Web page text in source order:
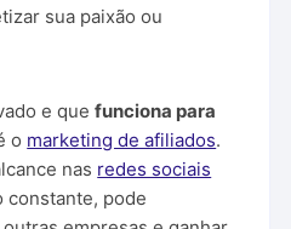
sua paixão ou
e quefunciona para
o marketing de afiliados.
nas redes sociais
constante, pode